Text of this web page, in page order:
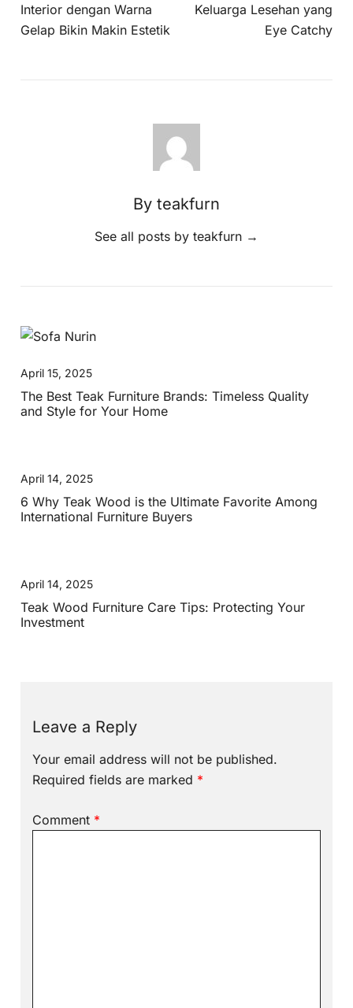
Interior dengan Warna
Gelap Bikin Makin Estetik
Keluarga Lesehan yang
Eye Catchy
By teakfurn
See all posts by teakfurn →
April 15, 2025
The Best Teak Furniture Brands: Timeless Quality
and Style for Your Home
April 14, 2025
6 Why Teak Wood is the Ultimate Favorite Among
International Furniture Buyers
April 14, 2025
Teak Wood Furniture Care Tips: Protecting Your
Investment
Leave a Reply
Your email address will not be published.
Required fields are marked *
Comment *